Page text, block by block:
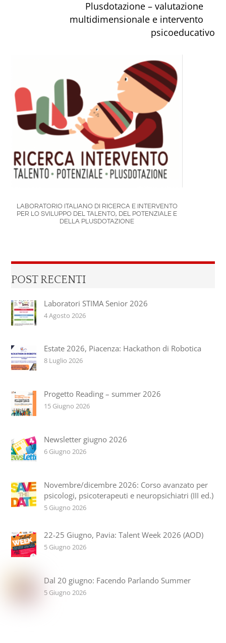
Plusdotazione – valutazione
multidimensionale e intervento
psicoeducativo
LABORATORIO ITALIANO DI RICERCA E INTERVENTO
PER LO SVILUPPO DEL TALENTO, DEL POTENZIALE E
DELLA PLUSDOTAZIONE
POST RECENTI
Laboratori STIMA Senior 2026
4 Agosto 2026
Estate 2026, Piacenza: Hackathon di Robotica
8 Luglio 2026
Progetto Reading – summer 2026
15 Giugno 2026
Newsletter giugno 2026
6 Giugno 2026
Novembre/dicembre 2026: Corso avanzato per
psicologi, psicoterapeuti e neuropsichiatri (III ed.)
5 Giugno 2026
22-25 Giugno, Pavia: Talent Week 2026 (AOD)
5 Giugno 2026
Dal 20 giugno: Facendo Parlando Summer
5 Giugno 2026